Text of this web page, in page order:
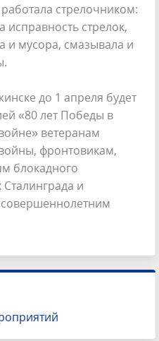
стрелочником:
исправность стрелок,
и мусора, смазывала и
до 1 апреля будет
«80 лет Победы в
ветеранам
фронтовикам,
блокадного
и